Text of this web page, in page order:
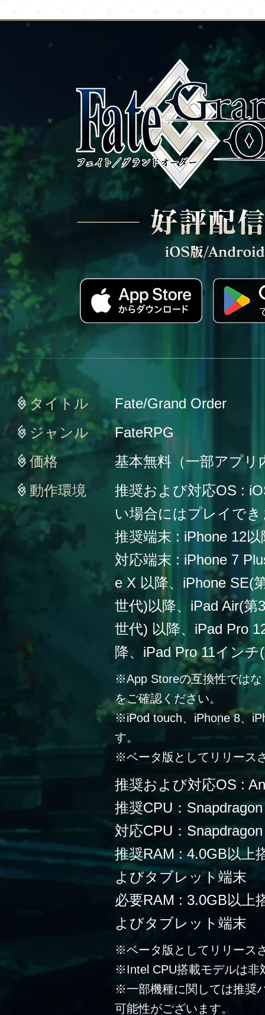
タイトル
Fate/Grand Order
ジャンル
FateRPG
価格
基本無料（一部アプリ
動作環境
推奨および対応OS :
い場合にはプレイで
推奨端末 : iPhone 12以
対応端末 : iPhone 7
e X 以降、iPhone SE(
世代)以降、iPad Air(第
世代) 以降、iPad Pro
降、iPad Pro 11インチ
※App Storeの互換性では
をご確認ください。
※iPod touch、iPhone 8、
す。
※ベータ版としてリリース
推奨および対応OS :
推奨CPU：
対応CPU：
推奨RAM : 4.0GB以上
よびタブレット端末
必要RAM : 3.0GB以上
よびタブレット端末
※ベータ版としてリリース
※Intel CPU搭載モデルは非
※一部機種に関しては推奨
可能性がございます。